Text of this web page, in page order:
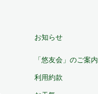
お知らせ
「悠友会」のご案内
利用約款